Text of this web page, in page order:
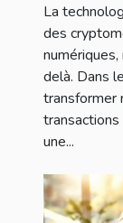
La
des
delà. Dans
transformer
une...